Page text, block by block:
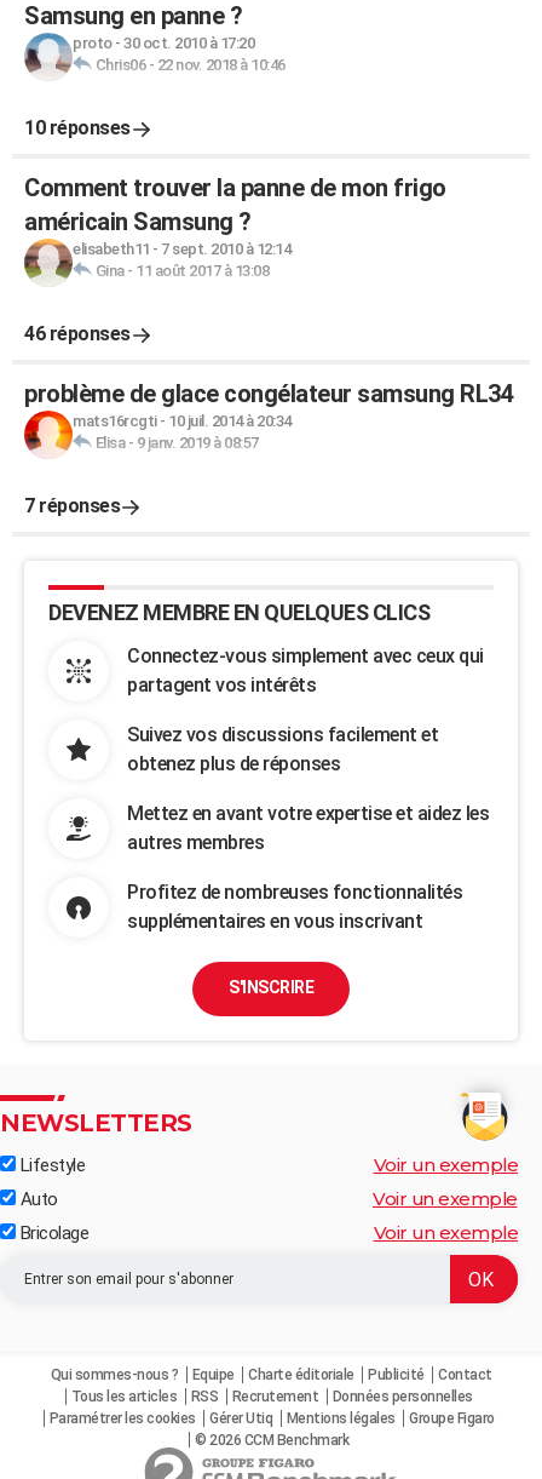
Samsung en panne ?
proto- 30 oct. 2010 à 17:20
Chris06- 22 nov. 2018 à 10:46
10 réponses
Comment trouver la panne de mon frigo
américain Samsung ?
elisabeth11 - 7 sept. 2010 à 12:14
Gina- 11 août 2017 à 13:08
46 réponses
problème de glace congélateur samsung RL34
mats16rcgti- 10 juil. 2014 à 20:34
Elisa- 9 janv. 2019 à 08:57
7 réponses
DEVENEZ MEMBRE EN QUELQUES CLICS
Connectez-vous simplement avec ceux qui
partagent vos intérêts
Suivez vos discussions facilement et
obtenez plus de réponses
Mettez en avant votre expertise et aidez les
autres membres
Profitez de nombreuses fonctionnalités
supplémentaires en vous inscrivant
S'INSCRIRE
NEWSLETTERS
Lifestyle Voir un exemple
Auto Voir un exemple
Bricolage Voir un exemple
Qui sommes-nous ? Equipe Charte éditoriale Publicité
Contact
Tous les articles
RSS Recrutement
Données personnelles
Paramétrer les cookies
Gérer Utiq Mentions légales
Groupe Figaro
© 2026 CCM Benchmark